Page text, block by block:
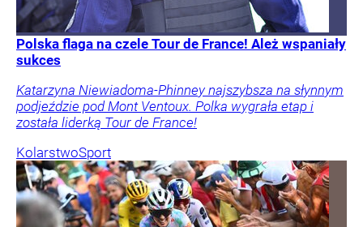
Polska flaga na czele Tour de France! Ależ wspaniały
sukces
Katarzyna Niewiadoma-Phinney najszybsza na słynnym
podjeździe pod Mont Ventoux. Polka wygrała etap i
została liderką Tour de France!
KolarstwoSport